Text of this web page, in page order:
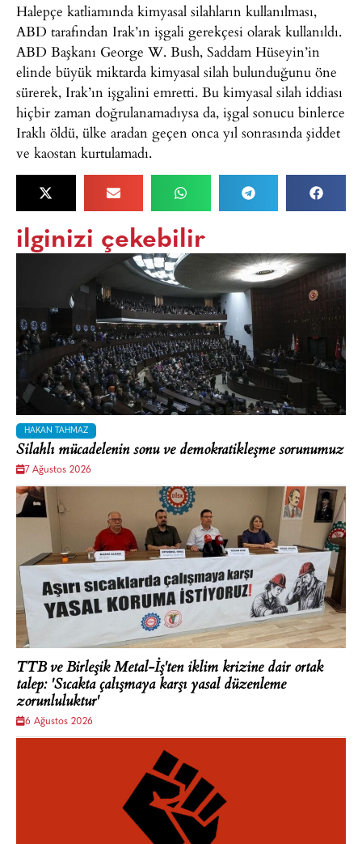
Halepçe katliamında kimyasal silahların kullanılması,
ABD tarafından Irak’ın işgali gerekçesi olarak kullanıldı.
ABD Başkanı George W. Bush, Saddam Hüseyin’in
elinde büyük miktarda kimyasal silah bulunduğunu öne
sürerek, Irak’ın işgalini emretti. Bu kimyasal silah iddiası
hiçbir zaman doğrulanamadıysa da, işgal sonucu binlerce
Iraklı öldü, ülke aradan geçen onca yıl sonrasında şiddet
ve kaostan kurtulamadı.
ilginizi çekebilir
HAKAN TAHMAZ
Silahlı mücadelenin sonu ve demokratikleşme sorunumuz
7 Ağustos 2026
TTB ve Birleşik Metal-İş'ten iklim krizine dair ortak
talep: 'Sıcakta çalışmaya karşı yasal düzenleme
zorunluluktur'
6 Ağustos 2026